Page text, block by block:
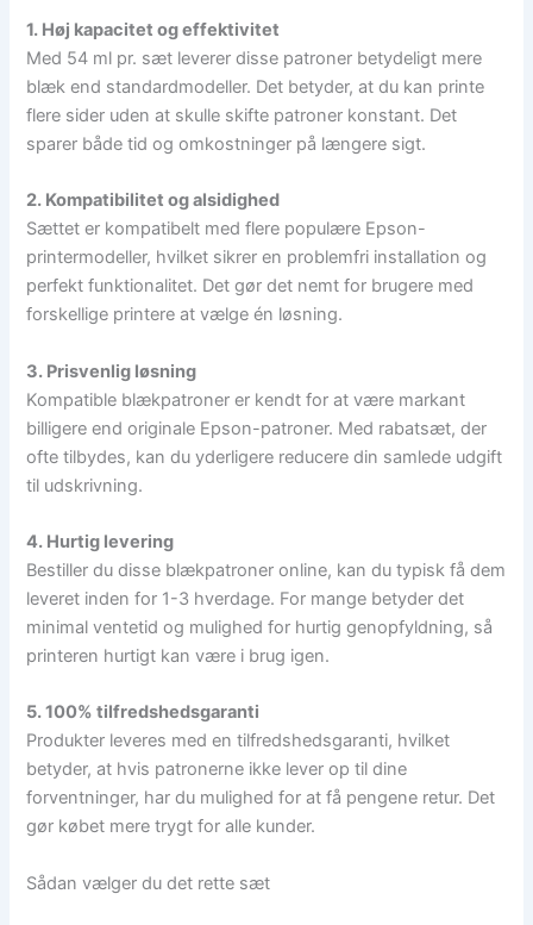
1. Høj kapacitet og effektivitet
Med 54 ml pr. sæt leverer disse patroner betydeligt mere
blæk end standardmodeller. Det betyder, at du kan printe
flere sider uden at skulle skifte patroner konstant. Det
sparer både tid og omkostninger på længere sigt.
2. Kompatibilitet og alsidighed
Sættet er kompatibelt med flere populære Epson-
printermodeller, hvilket sikrer en problemfri installation og
perfekt funktionalitet. Det gør det nemt for brugere med
forskellige printere at vælge én løsning.
3. Prisvenlig løsning
Kompatible blækpatroner er kendt for at være markant
billigere end originale Epson-patroner. Med rabatsæt, der
ofte tilbydes, kan du yderligere reducere din samlede udgift
til udskrivning.
4. Hurtig levering
Bestiller du disse blækpatroner online, kan du typisk få dem
leveret inden for 1-3 hverdage. For mange betyder det
minimal ventetid og mulighed for hurtig genopfyldning, så
printeren hurtigt kan være i brug igen.
5. 100% tilfredshedsgaranti
Produkter leveres med en tilfredshedsgaranti, hvilket
betyder, at hvis patronerne ikke lever op til dine
forventninger, har du mulighed for at få pengene retur. Det
gør købet mere trygt for alle kunder.
Sådan vælger du det rette sæt